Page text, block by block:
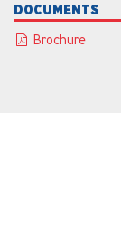
DOCUMENTS
Brochure